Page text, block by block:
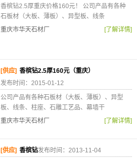
香槟钻2.5厚重庆价格160元！ 公司产品有各种
石板材（大板、薄板）、异型板、线条
重庆市华天石材厂
[了解详情]
[供应] 香槟钻2.5厚160元（重庆）
发布时间：2015-01-12
公司产品有各种石板材（大板、薄板）、异型
板、线条、柱座、石雕工艺品、幕墙干
重庆市华天石材厂
[了解详情]
[供应] 香槟钻发布时间：2013-11-04